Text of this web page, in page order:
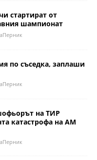
стартират от
шампионат
по съседка, заплаши
на ТИР
катастрофа на АМ